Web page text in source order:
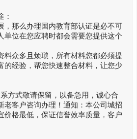
：
，那么办理国内教育部认证是必不可
单位在您应聘时都会需要您提供这个
料众多且烦琐，所有材料您都必须提
的经验，帮您快速整合材料，让您少
系方式敬请保留，以备急用，诚心合
老客户咨询办理！通知：本公司城招
价格最低，保证信誉效率质量，客户